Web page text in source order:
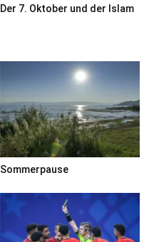
Der 7. Oktober und der Islam
Sommerpause